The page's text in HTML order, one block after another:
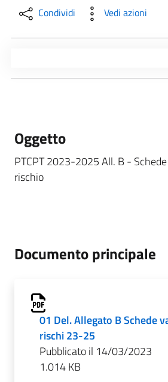
Condividi Vedi azioni
Oggetto
PTCPT 2023-2025 All. B -
rischio
Documento principale
01 Del. Allegato B Schede
rischi 23-25
Pubblicato il 14/03/2023
1.014 KB